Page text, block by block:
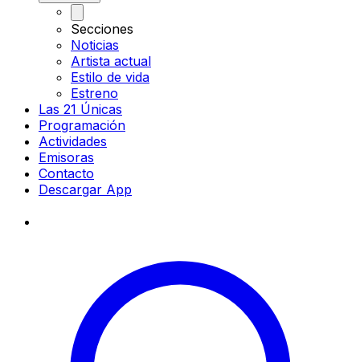
Secciones
Noticias
Artista actual
Estilo de vida
Estreno
Las 21 Únicas
Programación
Actividades
Emisoras
Contacto
Descargar App